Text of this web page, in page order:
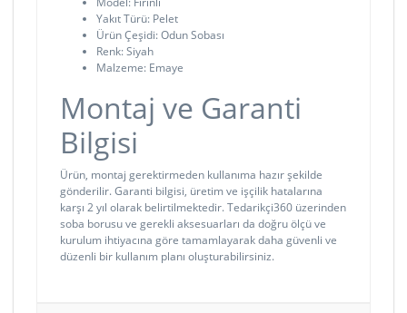
Yakıt Türü: Pelet
Ürün Çeşidi: Odun Sobası
Renk: Siyah
Malzeme: Emaye
Montaj ve Garanti
Bilgisi
Ürün, montaj gerektirmeden kullanıma hazır şekilde
gönderilir. Garanti bilgisi, üretim ve işçilik hatalarına
karşı 2 yıl olarak belirtilmektedir. Tedarikçi360 üzerinden
soba borusu ve gerekli aksesuarları da doğru ölçü ve
kurulum ihtiyacına göre tamamlayarak daha güvenli ve
düzenli bir kullanım planı oluşturabilirsiniz.